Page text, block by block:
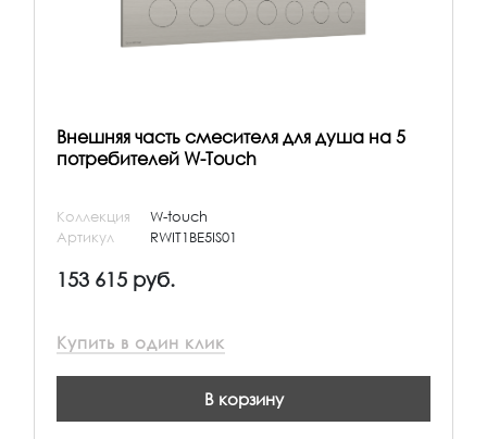
Внешняя часть смесителя для душа на 5
потребителей W-Touch
Коллекция
W-touch
Артикул
RWIT1BE5IS01
153 615 руб.
Купить в один клик
В корзину